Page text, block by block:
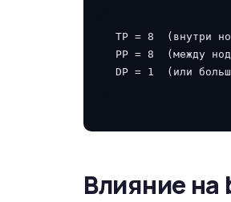
TP = 8  (внутри
PP = 8  (между
Влияние на